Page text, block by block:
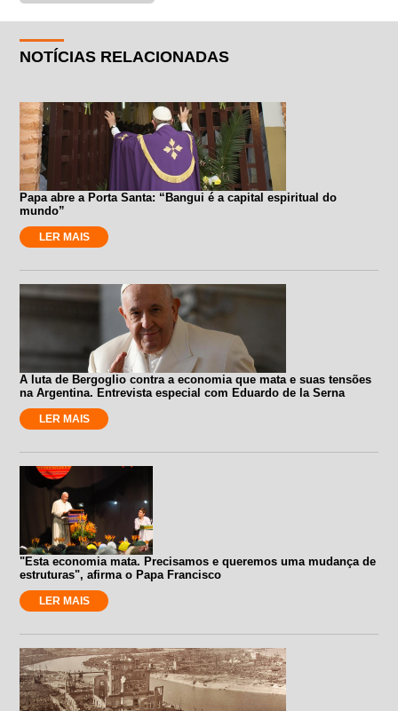
NOTÍCIAS RELACIONADAS
Papa abre a Porta Santa: “Bangui é a capital espiritual do
mundo”
LER MAIS
A luta de Bergoglio contra a economia que mata e suas tensões
na Argentina. Entrevista especial com Eduardo de la Serna
LER MAIS
"Esta economia mata. Precisamos e queremos uma mudança de
estruturas", afirma o Papa Francisco
LER MAIS